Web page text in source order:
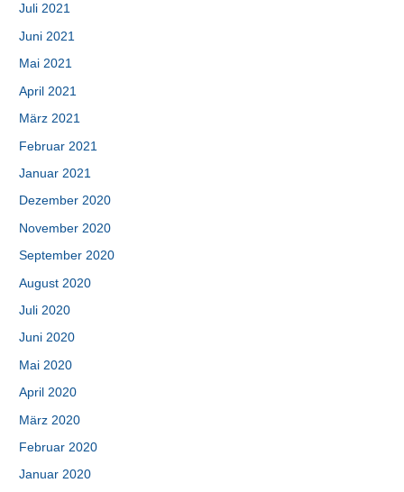
Juli 2021
Juni 2021
Mai 2021
April 2021
März 2021
Februar 2021
Januar 2021
Dezember 2020
November 2020
September 2020
August 2020
Juli 2020
Juni 2020
Mai 2020
April 2020
März 2020
Februar 2020
Januar 2020